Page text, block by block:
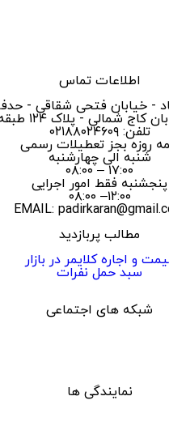
اطلاعات تماس
- خیابان فتحی شقاقی -
شمالی - پلاک ۱۲۴ طبقه همکف
تلفن: ۰۲۱۸۸۰۲۴۶۰۹
روزه بجز تعطیلات رسمی
شنبه الی چهارشنبه
۱۷:۰۰ – ۰۸:۰۰
پنجشنبه فقط امور اجرایی
۱۲:۰۰– ۰۸:۰۰
EMAIL:
مطالب پربازدید
و اجاره کلایمر در بازار
سبد حمل نفرات
شبکه های اجتماعی
نمایندگی ها